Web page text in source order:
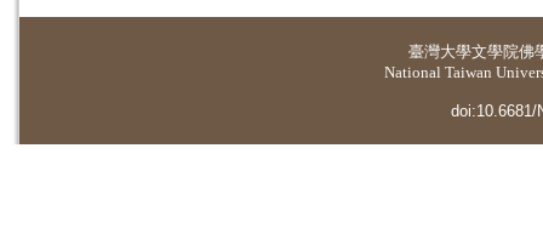
臺灣大學文學院佛
National Taiwan
doi:10.6681/